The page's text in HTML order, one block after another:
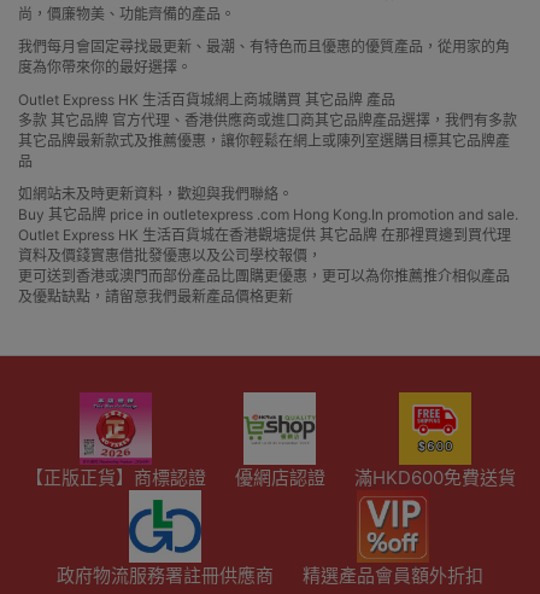
尚，價廉物美、功能齊備的產品。
我們每月會固定尋找最更新、最潮、有特色而且優惠的優質產品，從用家的角
度為你帶來你的最好選擇。
Outlet Express HK 生活百貨城網上商城購買 其它品牌 產品
多款 其它品牌 官方代理、香港供應商或進口商其它品牌產品選擇，我們有多款
其它品牌最新款式及推薦優惠，讓你輕鬆在網上或陳列室選購目標其它品牌產
品
如網站未及時更新資料，歡迎與我們聯絡。
Buy 其它品牌 price in outletexpress .com Hong Kong.In promotion and sale.
Outlet Express HK 生活百貨城在香港觀塘提供 其它品牌 在那裡買邊到買代理
資料及價錢實惠借批發優惠以及公司學校報價，
更可送到香港或澳門而部份產品比團購更優惠，更可以為你推薦推介相似產品
及優點缺點，請留意我們最新產品價格更新
【正版正貨】商標認證 優網店認證 滿HKD600免費送貨
政府物流服務署註冊供應商 精選產品會員額外折扣